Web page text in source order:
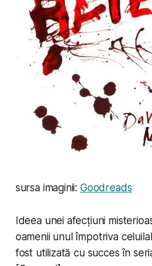
sursa imaginii: Goodreads
Ideea unei afecțiuni
oamenii unul împotriva
fost utilizată cu succes în